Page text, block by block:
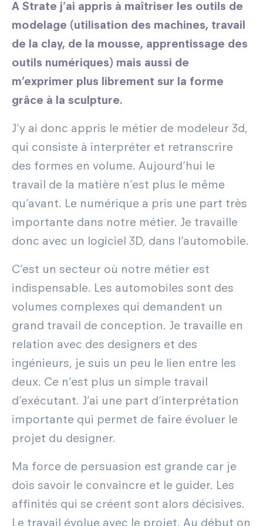
A Strate j'ai appris à maîtriser les outils de
modelage (utilisation des machines, travail
de la clay, de la mousse, apprentissage des
outils numériques) mais aussi de
m’exprimer plus librement sur la forme
grâce à la sculpture.
J’y ai donc appris le métier de modeleur 3d,
qui consiste à interpréter et retranscrire
des formes en volume. Aujourd’hui le
travail de la matière n’est plus le même
qu’avant. Le numérique a pris une part très
importante dans notre métier. Je travaille
donc avec un logiciel 3D, dans l’automobile.
C’est un secteur où notre métier est
indispensable. Les automobiles sont des
volumes complexes qui demandent un
grand travail de conception. Je travaille en
relation avec des designers et des
ingénieurs, je suis un peu le lien entre les
deux. Ce n’est plus un simple travail
d’exécutant. J’ai une part d’interprétation
importante qui permet de faire évoluer le
projet du designer.
Ma force de persuasion est grande car je
dois savoir le convaincre et le guider. Les
affinités qui se créent sont alors décisives.
Le travail évolue avec le projet. Au début on